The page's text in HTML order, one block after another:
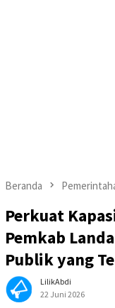
Beranda
Perkuat
Pemkab
Publik yang
LilikAbdi
22 Juni 2026